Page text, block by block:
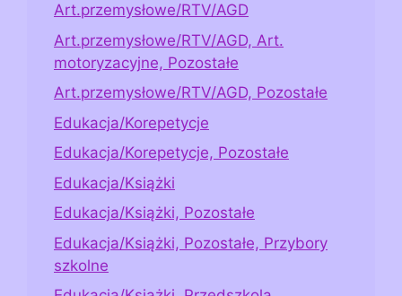
Art.przemysłowe/RTV/AGD
Art.przemysłowe/RTV/AGD, Art.
motoryzacyjne, Pozostałe
Art.przemysłowe/RTV/AGD, Pozostałe
Edukacja/Korepetycje
Edukacja/Korepetycje, Pozostałe
Edukacja/Książki
Edukacja/Książki, Pozostałe
Edukacja/Książki, Pozostałe, Przybory
szkolne